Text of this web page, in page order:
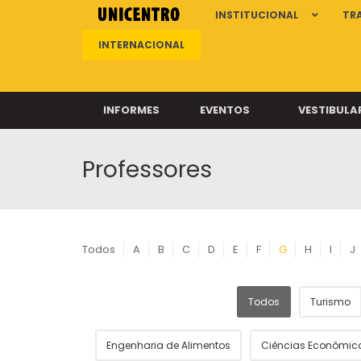
INSTITUCIONAL
INTERNACIONAL
INFORMES EVENTOS
Professores
Todos A B C D E F G H I J
Todos Turismo
Engenharia de Alimentos Ciências